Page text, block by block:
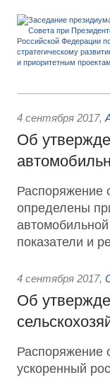
4 сентября 2017,
Об
Распоряжение
определены
показатели и
4 сентября 2017,
Об
Распоряжение
ускоренный